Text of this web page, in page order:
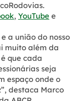
, YouTube e
a união do nosso
muito além da
que cada
seja
espaço onde o
destaca Marco